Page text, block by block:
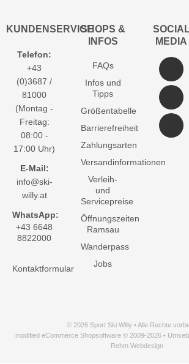
KUNDENSERVICE
Telefon:
+43
(0)3687 /
81000
(Montag -
Freitag:
08:00 -
17:00 Uhr)
E-Mail:
info@ski-
willy.at
WhatsApp:
+43 6648
8822000
Kontaktformular
SHOPS &
INFOS
FAQs
Infos und
Tipps
Größentabelle
Barrierefreiheit
Zahlungsarten
Versandinformationen
Verleih-
und
Servicepreise
Öffnungszeiten
Ramsau
Wanderpass
Jobs
MEDIA
© 2026 Sport Ski Willy • Alle Rechte
modified eCommerce Shopsoftware © 2009-2026 •
Rehm Webdesign